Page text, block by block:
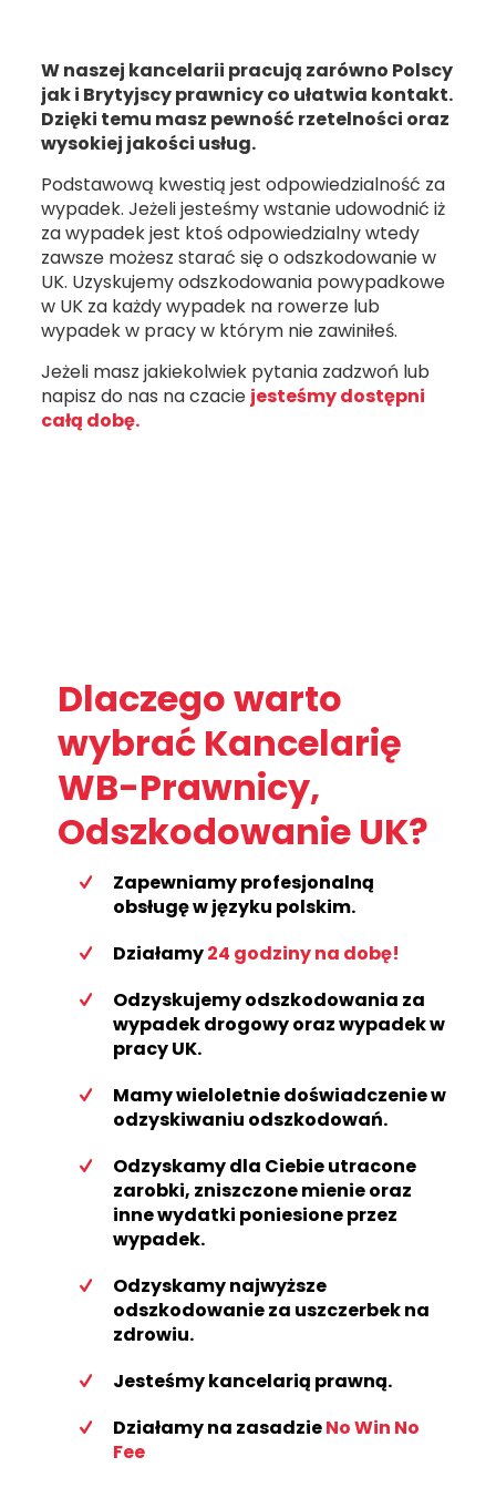
W naszej kancelarii pracują zarówno Polscy
jak i Brytyjscy prawnicy co ułatwia kontakt.
Dzięki temu masz pewność rzetelności oraz
wysokiej jakości usług.
Podstawową kwestią jest odpowiedzialność za
wypadek. Jeżeli jesteśmy wstanie udowodnić iż
za wypadek jest ktoś odpowiedzialny wtedy
zawsze możesz starać się o odszkodowanie w
UK. Uzyskujemy odszkodowania powypadkowe
w UK za każdy wypadek na rowerze lub
wypadek w pracy w którym nie zawiniłeś.
Jeżeli masz jakiekolwiek pytania zadzwoń lub
napisz do nas na czacie jesteśmy dostępni
całą dobę.
Dlaczego warto
wybrać Kancelarię
WB-Prawnicy,
Odszkodowanie UK?
Zapewniamy profesjonalną
obsługę w języku polskim.
Działamy24 godziny na dobę!
Odzyskujemy odszkodowania za
wypadek drogowyorazwypadek w
pracyUK.
Mamy wieloletnie doświadczenie w
odzyskiwaniu odszkodowań.
Odzyskamy dla Ciebie utracone
zarobki, zniszczone mienie oraz
inne wydatki poniesione przez
wypadek.
Odzyskamy najwyższe
odszkodowanie za uszczerbek na
zdrowiu.
Jesteśmy kancelarią prawną.
Działamy na zasadzieNo Win No
Fee